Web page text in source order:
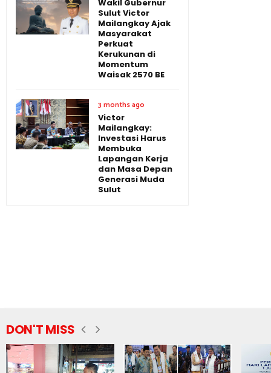
Wakil Gubernur
Sulut Victor
Mailangkay Ajak
Masyarakat
Perkuat
Kerukunan di
Momentum
Waisak 2570 BE
3 months ago
Victor
Mailangkay:
Investasi Harus
Membuka
Lapangan Kerja
dan Masa Depan
Generasi Muda
Sulut
DON'T MISS